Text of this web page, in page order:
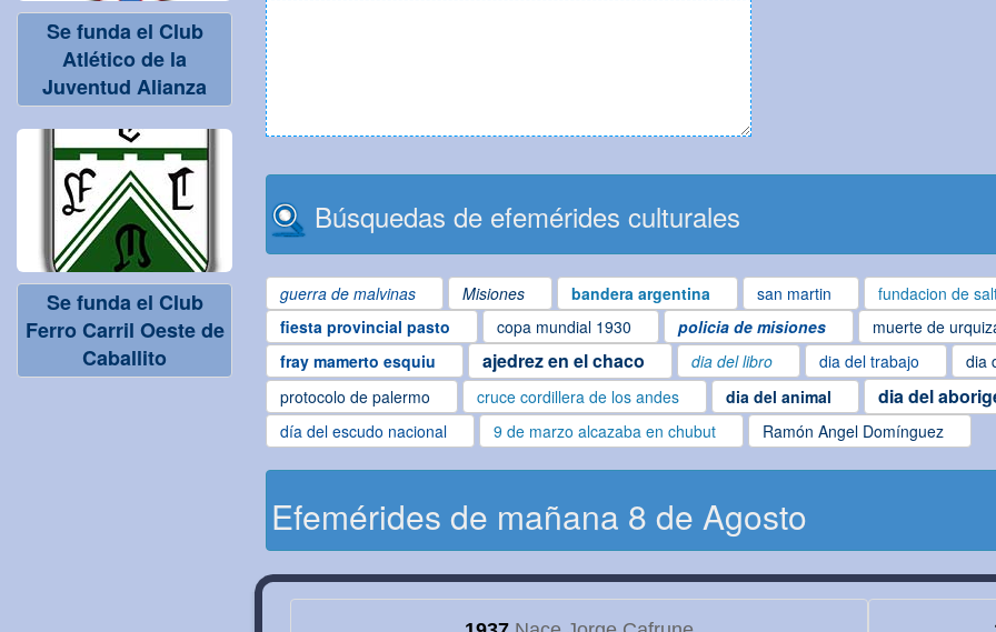
Se funda el Club
Atlético de la
Juventud Alianza
Se funda el Club
Ferro Carril Oeste de
Caballito
Búsquedas de efemérides culturales
guerra de malvinas Misiones bandera argentina san martin fundacion de
fiesta provincial pasto
copa mundial 1930 policia de misiones muerte de
fray mamerto esquiu
ajedrez en el chaco dia del libro dia del trabajo dia
protocolo de palermo
cruce cordillera de los andes dia del animal dia del
día del escudo nacional
9 de marzo alcazaba en chubut Ramón Angel Domínguez
Efemérides de mañana 8 de Agosto